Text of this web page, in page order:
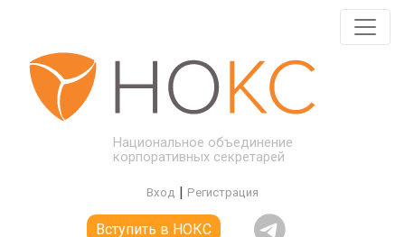
Национальное объединение
корпоративных секретарей
Вход | Регистрация
Вступить в НОКС